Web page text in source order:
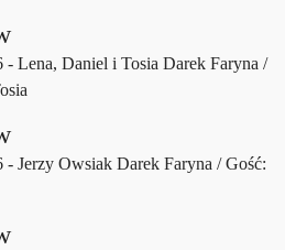
- Lena, Daniel i Tosia Darek Faryna /
- Jerzy Owsiak Darek Faryna / Gość: